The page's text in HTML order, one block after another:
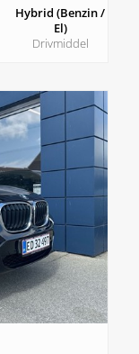
Hybrid (Benzin /
El)
Drivmiddel